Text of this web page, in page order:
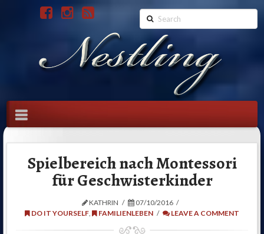
Search
Navigation
Spielbereich nach Montessori
für Geschwisterkinder
KATHRIN
07/10/2016
DO IT YOURSELF, FAMILIENLEBEN LEAVE A COMMENT